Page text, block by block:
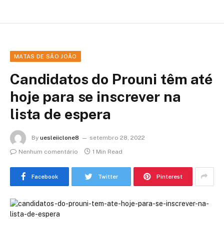
MATAS DE SÃO JOÃO
Candidatos do Prouni têm até
hoje para se inscrever na
lista de espera
By uesleiiclone8
setembro 28, 2022
Nenhum comentário
1 Min Read
Facebook Twitter Pinterest